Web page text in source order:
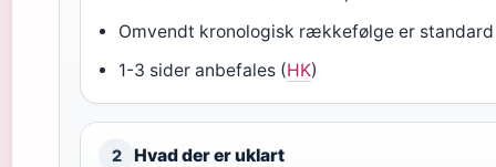
Omvendt kronologisk rækkefølge er
1-3 sider anbefales (HK)
2 Hvad der er uklart